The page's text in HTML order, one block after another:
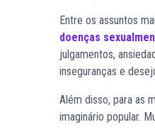
Entre os assuntos
doenças
julgamentos,
inseguranças e
Além disso, para as
imaginário popular.